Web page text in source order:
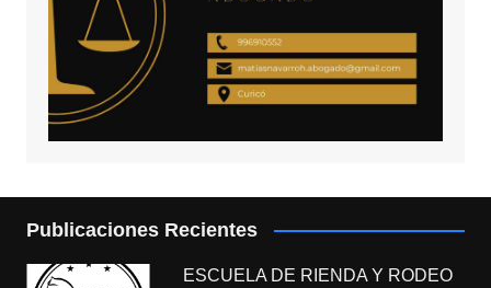
Publicaciones Recientes
ESCUELA DE RIENDA Y RODEO